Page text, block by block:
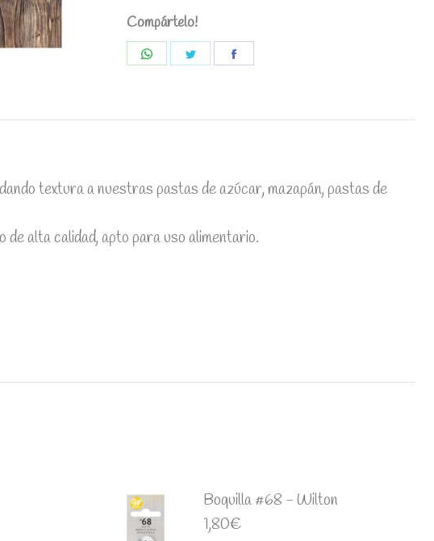
Compártelo!
Share
Share
textura a nuestras pastas de azúcar, mazapán, pastas de
alta calidad, apto para uso alimentario.
Boquilla #68 - Wilton
1,80€